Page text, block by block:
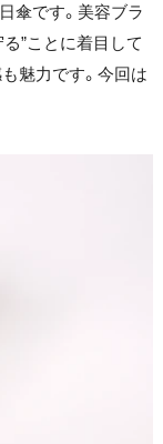
傘です。美容ブラ
”ことに着目して
魅力です。今回は